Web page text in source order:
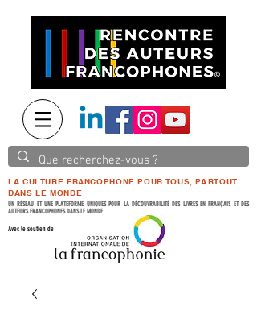
LA CULTURE FRANCOPHONE POUR TOUS, PARTOUT
DANS LE MONDE
UN RÉSEAU ET UNE PLATEFORME UNIQUES POUR LA DÉCOUVRABILITÉ DES LIVRES EN FRANÇAIS ET DES
AUTEURS FRANCOPHONES DANS LE MONDE
Avec le soutien de